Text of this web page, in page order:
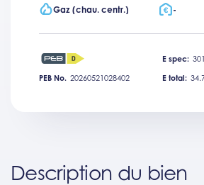
Gaz (chau. centr.)
-
E spec:
PEB No. 20260521028402 E total:
Description du bien